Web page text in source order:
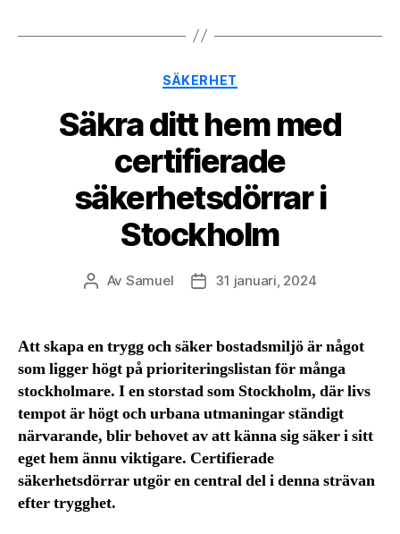
Kategorier
SÄKERHET
Säkra ditt hem med
certifierade
säkerhetsdörrar i
Stockholm
Inläggsförfattare
Av Samuel Inläggsdatum
31 januari, 2024
Att skapa en trygg och säker bostadsmiljö är något
som ligger högt på prioriteringslistan för många
stockholmare. I en storstad som Stockholm, där livs
tempot är högt och urbana utmaningar ständigt
närvarande, blir behovet av att känna sig säker i sitt
eget hem ännu viktigare. Certifierade
säkerhetsdörrar utgör en central del i denna strävan
efter trygghet.